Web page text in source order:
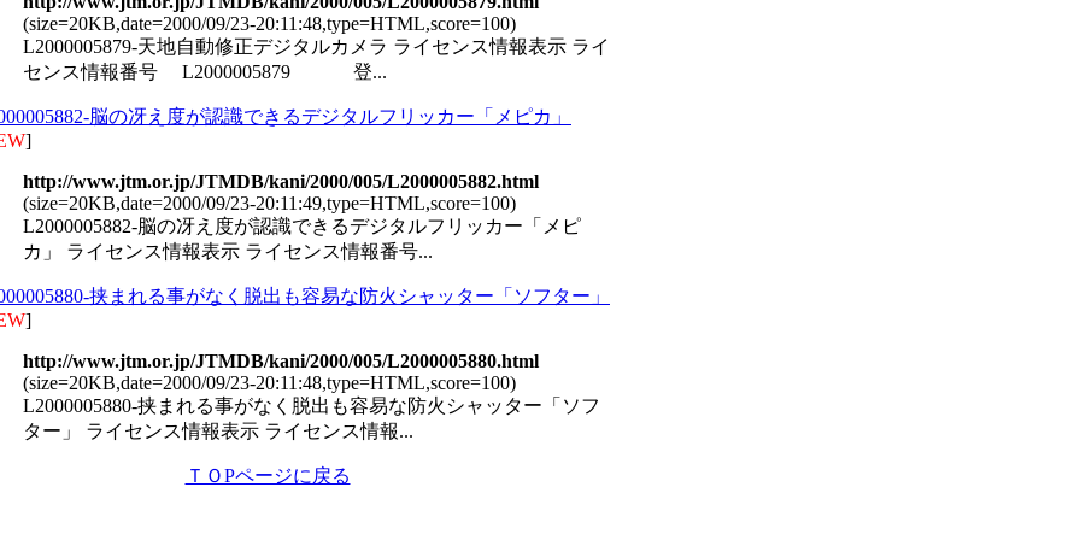
(size=20KB,date=2000/09/23-20:11:48,type=HTML,score=100)
L2000005879-天地自動修正デジタルカメラ ライセンス情報表示 ライ
センス情報番号 L2000005879 登...
脳の冴え度が認識できるデジタルフリッカー「メピカ」
]
http://www.jtm.or.jp/JTMDB/kani/2000/005/L2000005882.html
(size=20KB,date=2000/09/23-20:11:49,type=HTML,score=100)
L2000005882-脳の冴え度が認識できるデジタルフリッカー「メピ
カ」 ライセンス情報表示 ライセンス情報番号...
挟まれる事がなく脱出も容易な防火シャッター「ソフター」
]
http://www.jtm.or.jp/JTMDB/kani/2000/005/L2000005880.html
(size=20KB,date=2000/09/23-20:11:48,type=HTML,score=100)
L2000005880-挟まれる事がなく脱出も容易な防火シャッター「ソフ
ター」 ライセンス情報表示 ライセンス情報...
ＴＯPページに戻る